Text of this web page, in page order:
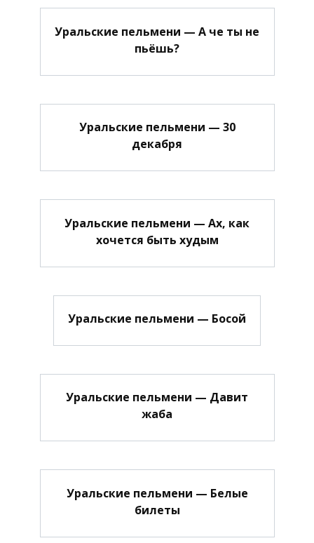
Уральские пельмени — А че ты не
пьёшь?
Уральские пельмени — 30
декабря
Уральские пельмени — Ах, как
хочется быть худым
Уральские пельмени — Босой
Уральские пельмени — Давит
жаба
Уральские пельмени — Белые
билеты